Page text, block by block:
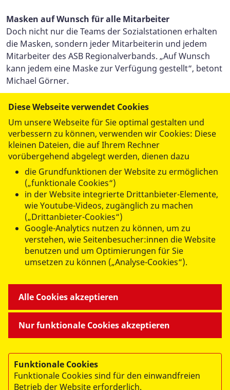
Masken auf Wunsch für alle Mitarbeiter
Doch nicht nur die Teams der Sozialstationen erhalten
die Masken, sondern jeder Mitarbeiterin und jedem
Mitarbeiter des ASB Regionalverbands. „Auf Wunsch
kann jedem eine Maske zur Verfügung gestellt“, betont
Michael Görner.
datenschutzkonform mitShariff
© 2026 ASB Landesverband Hessen e.V.
Impressum
Mitarbeiterportal
Webex
Diese Webseite verwendet Cookies
Um unsere Webseite für Sie optimal gestalten und
verbessern zu können, verwenden wir Cookies: Diese
kleinen Dateien, die auf Ihrem Rechner
vorübergehend abgelegt werden, dienen dazu
die Grundfunktionen der Website zu ermöglichen
(„funktionale Cookies“)
in der Website integrierte Drittanbieter-Elemente,
wie Youtube-Videos, zugänglich zu machen
(„Drittanbieter-Cookies“)
Google-Analytics nutzen zu können, um zu
verstehen, wie Seitenbesucher:innen die Website
benutzen und um Optimierungen für Sie
umsetzen zu können („Analyse-Cookies“).
Nur funktionale Cookies akzeptieren
Alle Cookies akzeptieren
Funktionale Cookies
Funktionale Cookies sind für den einwandfreien
Betrieb der Website erforderlich.